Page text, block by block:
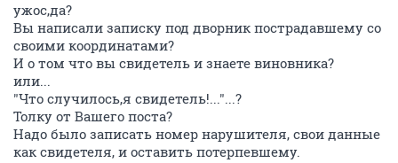
ужос,да?
Вы написали записку под дворник пострадавшему со
своими координатами?
И о том что вы свидетель и знаете виновника?
или...
"Что случилось,я свидетель!..."...?
Толку от Вашего поста?
Надо было записать номер нарушителя, свои данные
как свидетеля, и оставить потерпевшему.